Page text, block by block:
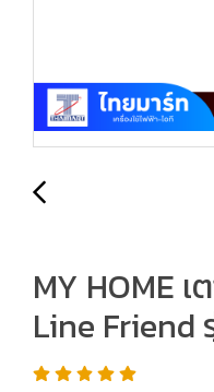
MY HOME
Line Friend